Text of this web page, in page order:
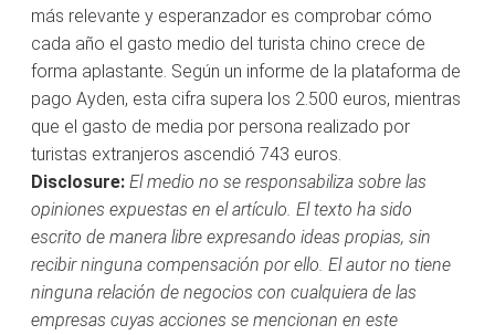
más relevante y esperanzador es comprobar cómo
cada año el gasto medio del turista chino crece de
forma aplastante. Según un informe de la plataforma de
pago Ayden, esta cifra supera los 2.500 euros, mientras
que el gasto de media por persona realizado por
turistas extranjeros ascendió 743 euros.
Disclosure: El medio no se responsabiliza sobre las
opiniones expuestas en el artículo. El texto ha sido
escrito de manera libre expresando ideas propias, sin
recibir ninguna compensación por ello. El autor no tiene
ninguna relación de negocios con cualquiera de las
empresas cuyas acciones se mencionan en este